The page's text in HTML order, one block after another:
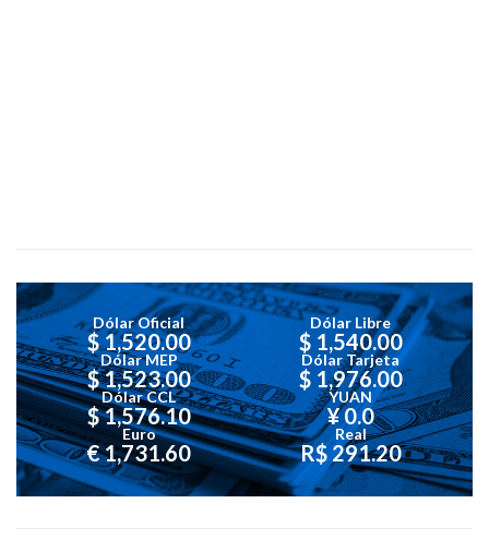
Dólar Oficial
$ 1,520.00
Dólar Libre
$ 1,540.00
Dólar MEP
$ 1,523.00
Dólar Tarjeta
$ 1,976.00
Dólar CCL
$ 1,576.10
YUAN
¥ 0.0
Euro
€ 1,731.60
Real
R$ 291.20